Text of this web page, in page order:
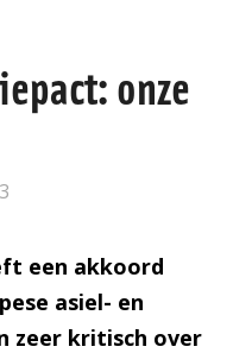
onze
een akkoord
asiel- en
zeer kritisch over